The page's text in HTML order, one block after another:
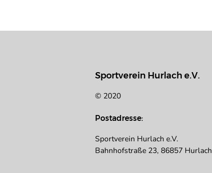
Sportverein Hurlach e.V.
© 2020
Postadresse:
Sportverein Hurlach e.V.
Bahnhofstraße 23, 86857 Hurlach